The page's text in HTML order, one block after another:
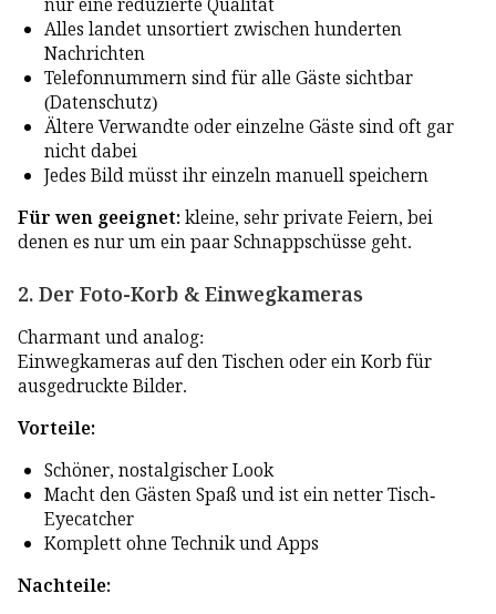
Alles landet unsortiert zwischen hunderten
Nachrichten
Telefonnummern sind für alle Gäste sichtbar
(Datenschutz)
Ältere Verwandte oder einzelne Gäste sind oft gar
nicht dabei
Jedes Bild müsst ihr einzeln manuell speichern
Für wen geeignet: kleine, sehr private Feiern, bei
denen es nur um ein paar Schnappschüsse geht.
2. Der Foto-Korb & Einwegkameras
Charmant und analog:
Einwegkameras auf den Tischen oder ein Korb für
ausgedruckte Bilder.
Vorteile:
Schöner, nostalgischer Look
Macht den Gästen Spaß und ist ein netter Tisch-
Eyecatcher
Komplett ohne Technik und Apps
Nachteile: